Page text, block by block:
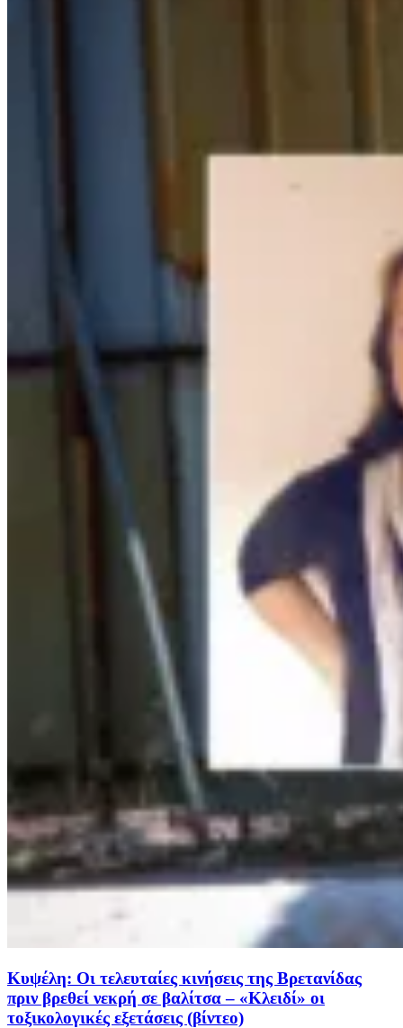
Κυψέλη: Οι τελευταίες κινήσεις της Βρετανίδας
πριν βρεθεί νεκρή σε βαλίτσα – «Κλειδί» οι
τοξικολογικές εξετάσεις (βίντεο)